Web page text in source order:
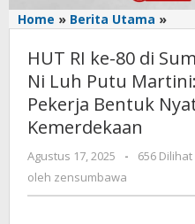
Home » Berita Utama »
ke-
80
BPJS
HUT RI ke-80 di
Ni Luh Putu
Pekerja Bentuk
Kemerdekaan
Agustus 17, 2025
oleh
zensumbawa
-
656 Dilihat
oleh zensumbawa